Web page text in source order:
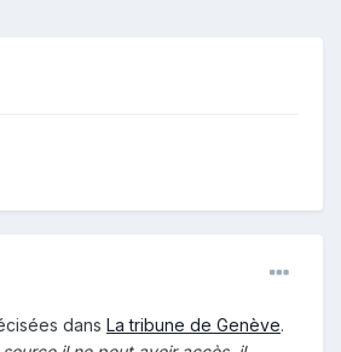
dans La tribune de Genève.